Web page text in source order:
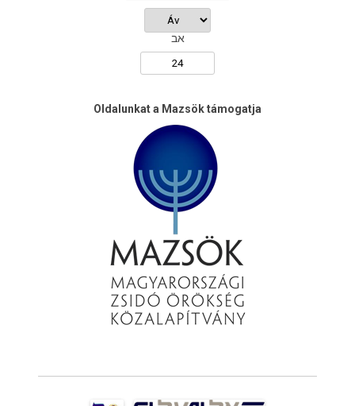
אב
Oldalunkat a Mazsök támogatja